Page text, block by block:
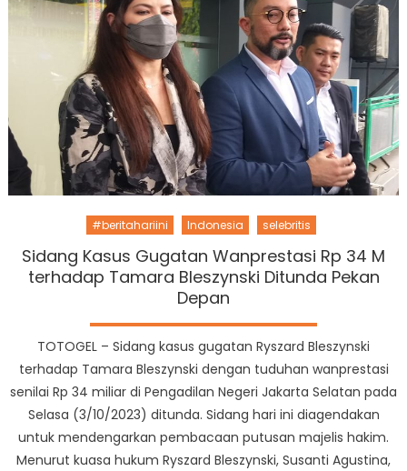
#beritahariini Indonesia selebritis
Sidang Kasus Gugatan Wanprestasi Rp 34 M
terhadap Tamara Bleszynski Ditunda Pekan
Depan
TOTOGEL – Sidang kasus gugatan Ryszard Bleszynski
terhadap Tamara Bleszynski dengan tuduhan wanprestasi
senilai Rp 34 miliar di Pengadilan Negeri Jakarta Selatan pada
Selasa (3/10/2023) ditunda. Sidang hari ini diagendakan
untuk mendengarkan pembacaan putusan majelis hakim.
Menurut kuasa hukum Ryszard Bleszynski, Susanti Agustina,